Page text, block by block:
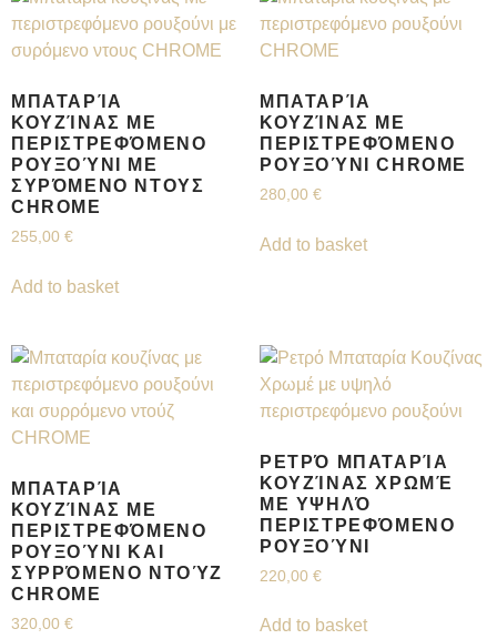
ΜΠΑΤΑΡΊΑ
ΚΟΥΖΊΝΑΣ ΜΕ
ΠΕΡΙΣΤΡΕΦΌΜΕΝΟ
ΡΟΥΞΟΎΝΙ ΜΕ
ΣΥΡΌΜΕΝΟ ΝΤΟΥΣ
CHROME
255,00 €
Add to basket
ΜΠΑΤΑΡΊΑ
ΚΟΥΖΊΝΑΣ ΜΕ
ΠΕΡΙΣΤΡΕΦΌΜΕΝΟ
ΡΟΥΞΟΎΝΙ CHROME
280,00 €
Add to basket
ΜΠΑΤΑΡΊΑ
ΚΟΥΖΊΝΑΣ ΜΕ
ΠΕΡΙΣΤΡΕΦΌΜΕΝΟ
ΡΟΥΞΟΎΝΙ ΚΑΙ
ΣΥΡΡΌΜΕΝΟ ΝΤΟΎΖ
CHROME
320,00 €
ΡΕΤΡΌ ΜΠΑΤΑΡΊΑ
ΚΟΥΖΊΝΑΣ ΧΡΩΜΈ
ΜΕ ΥΨΗΛΌ
ΠΕΡΙΣΤΡΕΦΌΜΕΝΟ
ΡΟΥΞΟΎΝΙ
220,00 €
Add to basket